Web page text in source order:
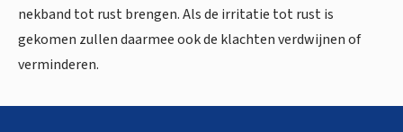
nekband tot rust brengen. Als de irritatie tot rust is
gekomen zullen daarmee ook de klachten verdwijnen of
verminderen.